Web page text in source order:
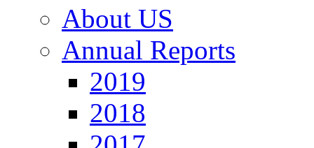
About US
Annual Reports
2019
2018